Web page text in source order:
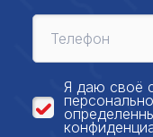
Я даю своё